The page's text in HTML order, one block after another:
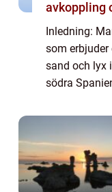
avkoppling
Inledning:
som
sand och lyx
södra
som resmål,